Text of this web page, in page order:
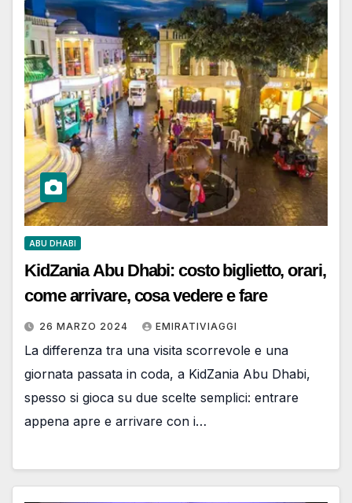
ABU DHABI
KidZania Abu Dhabi: costo biglietto, orari,
come arrivare, cosa vedere e fare
26 MARZO 2024 EMIRATIVIAGGI
La differenza tra una visita scorrevole e una
giornata passata in coda, a KidZania Abu Dhabi,
spesso si gioca su due scelte semplici: entrare
appena apre e arrivare con i…